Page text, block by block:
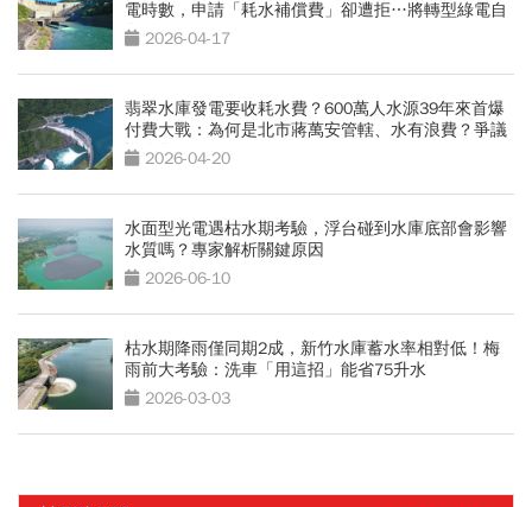
電時數，申請「耗水補償費」卻遭拒…將轉型綠電自
售 2026-04-17
翡翠水庫發電要收耗水費？600萬人水源39年來首爆
付費大戰：為何是北市蔣萬安管轄、水有浪費？爭議
懶人包
2026-04-20
水面型光電遇枯水期考驗，浮台碰到水庫底部會影響
水質嗎？專家解析關鍵原因
2026-06-10
枯水期降雨僅同期2成，新竹水庫蓄水率相對低！梅
雨前大考驗：洗車「用這招」能省75升水
2026-03-03